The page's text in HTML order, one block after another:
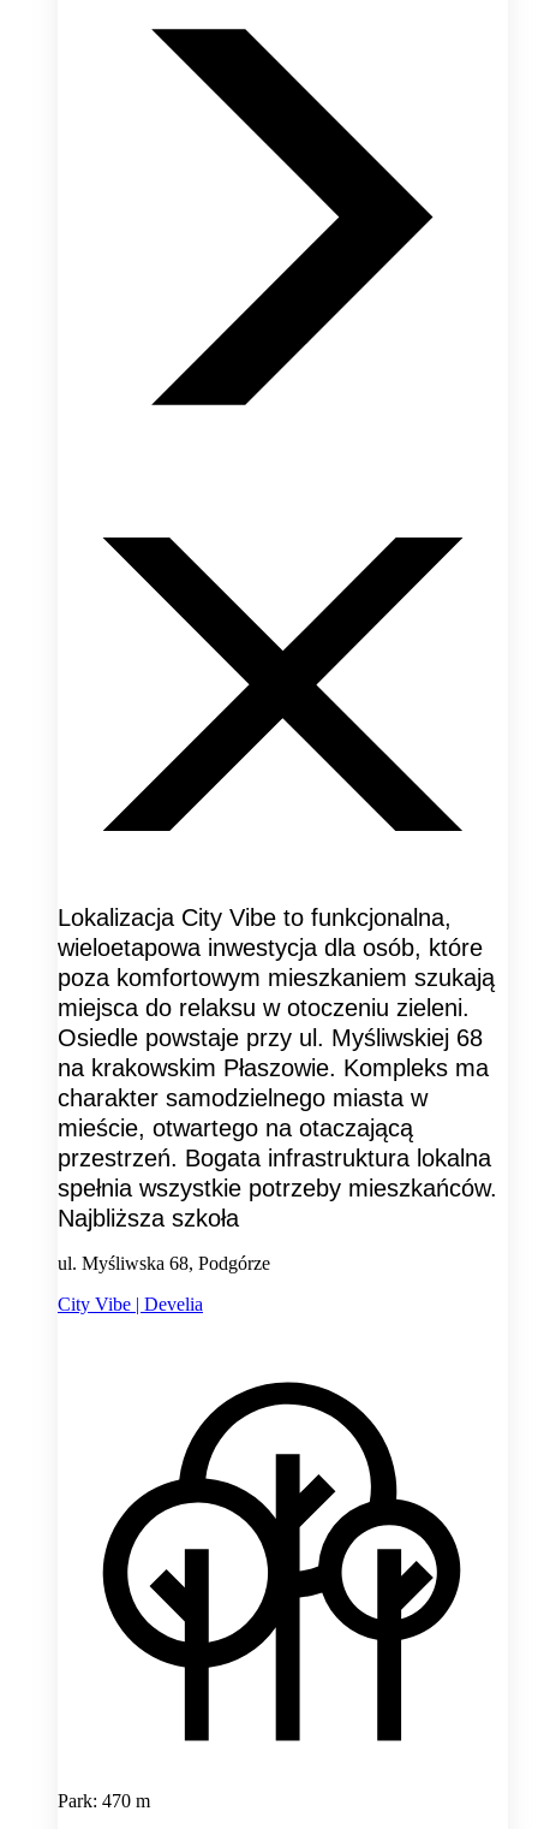
Lokalizacja City Vibe to funkcjonalna,
wieloetapowa inwestycja dla osób, które
poza komfortowym mieszkaniem szukają
miejsca do relaksu w otoczeniu zieleni.
Osiedle powstaje przy ul. Myśliwskiej 68
na krakowskim Płaszowie. Kompleks ma
charakter samodzielnego miasta w
mieście, otwartego na otaczającą
przestrzeń. Bogata infrastruktura lokalna
spełnia wszystkie potrzeby mieszkańców.
Najbliższa szkoła
ul. Myśliwska 68, Podgórze
City Vibe | Develia
Park: 470 m